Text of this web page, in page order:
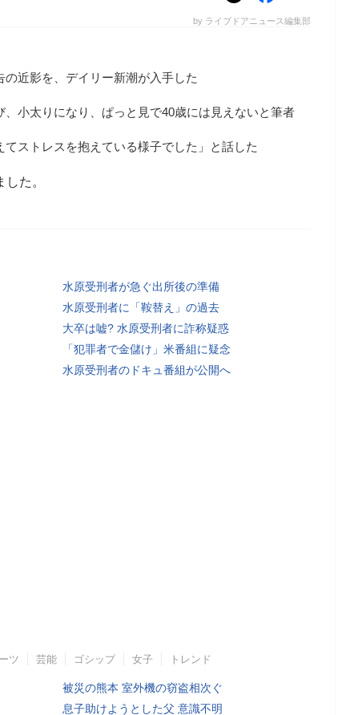
by ライブドアニュース編集部
の近影を、デイリー新潮が入手した
、小太りになり、ぱっと見で40歳には見えないと筆者
ストレスを抱えている様子でした」と話した
た。
水原受刑者が急ぐ出所後の準備
水原受刑者に「鞍替え」の過去
大卒は嘘? 水原受刑者に詐称疑惑
「犯罪者で金儲け」米番組に疑念
水原受刑者のドキュ番組が公開へ
ツ 芸能 ゴシップ 女子 トレンド
被災の熊本 室外機の窃盗相次ぐ
息子助けようとした父 意識不明